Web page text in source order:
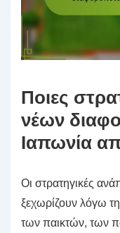
Ποιες
νέων
Ιαπωνία
Οι στρατηγικές
ξεχωρίζουν λόγω
των παικτών, των